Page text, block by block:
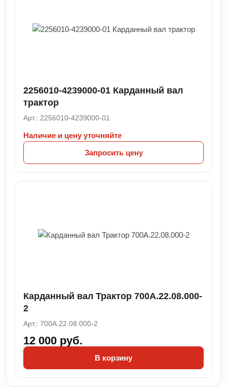
2256010-4239000-01 Карданный вал
трактор
Арт.: 2256010-4239000-01
Наличие и цену уточняйте
Запросить цену
Карданный вал Трактор 700А.22.08.000-
2
Арт.: 700А.22.08.000-2
12 000 руб.
В корзину